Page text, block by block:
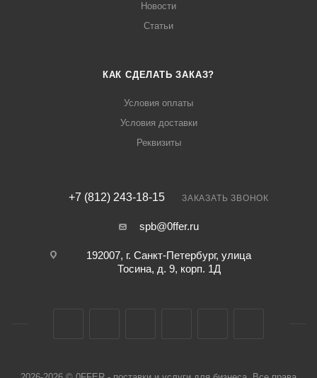
Новости
Статьи
КАК СДЕЛАТЬ ЗАКАЗ?
Условия оплаты
Условия доставки
Реквизиты
+7 (812) 243-18-15 ЗАКАЗАТЬ ЗВОНОК
spb@0ffer.ru
192007, г. Санкт-Петербург, улица
Тосина, д. 9, корп. 1Д